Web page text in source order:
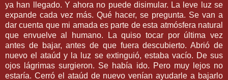
ya han llegado. Y ahora no puede disimular. La leve luz se
expande cada vez más. Qué hacer, se pregunta. Se van a
dar cuenta que mi amada es parte de esta atmósfera natural
que envuelve al humano. La quiso tocar por última vez
antes de bajar, antes de que fuera descubierto. Abrió de
nuevo el ataúd y la luz se extinguió, estaba vacío. De sus
ojos lágrimas surgieron. Se había ido. Pero muy lejos no
estaría. Cerró el ataúd de nuevo venían ayudarle a bajarlo